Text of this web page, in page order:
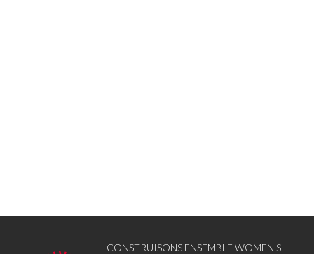
CONSTRUISONS ENSEMBLE WOMEN'S